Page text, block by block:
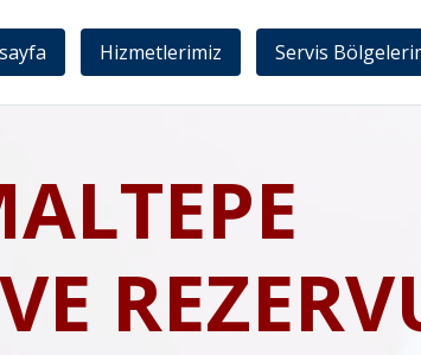
Hizmetlerimiz Servis